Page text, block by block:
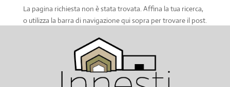
La pagina richiesta non è stata trovata. Affina la tua ricerca,
o utilizza la barra di navigazione qui sopra per trovare il post.